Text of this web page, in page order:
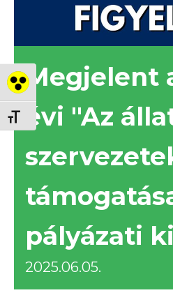
Nagy kontraszt váltása
Betűméret váltása
Megjelent
évi "Az
pályázati
2025.06.05.